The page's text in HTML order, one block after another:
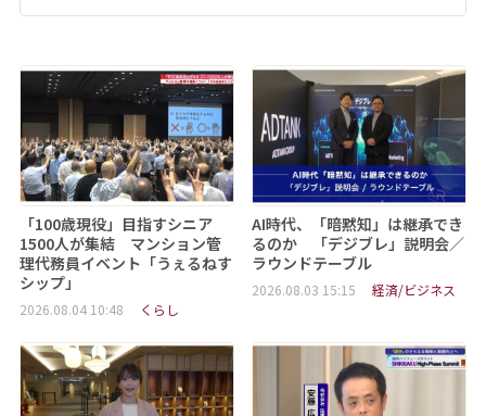
「100歳現役」目指すシニア
1500人が集結 マンション管
理代務員イベント「うぇるねす
シップ」
2026.08.04 10:48 くらし
AI時代、「暗黙知」は継承でき
るのか 「デジブレ」説明会／
ラウンドテーブル
2026.08.03 15:15 経済/ビジネス